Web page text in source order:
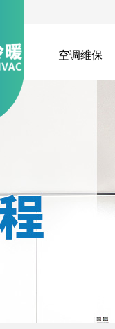
空调维保